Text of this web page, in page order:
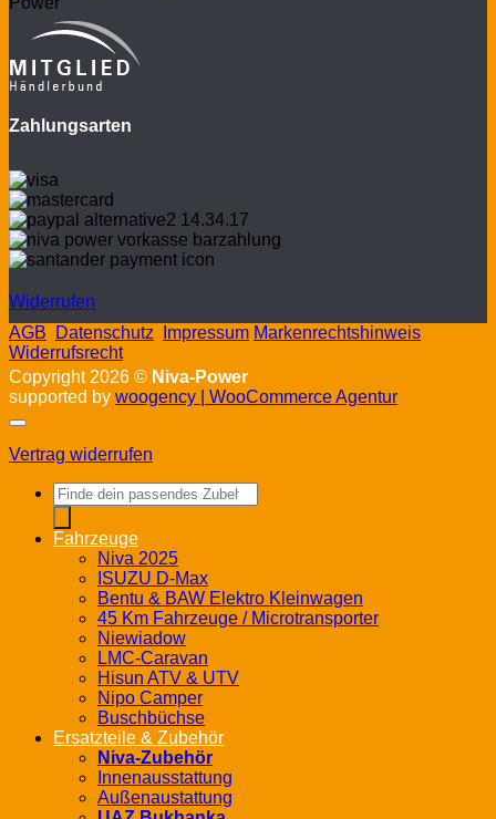
Zahlungsarten
Widerrufen
AGB
Datenschutz Impressum Markenrechtshinweis
Widerrufsrecht
Copyright 2026 © Niva-Power
supported by woogency | WooCommerce Agentur
Vertrag widerrufen
Products
search
Fahrzeuge
Niva 2025
ISUZU D-Max
Bentu & BAW Elektro Kleinwagen
45 Km Fahrzeuge / Microtransporter
Niewiadow
LMC-Caravan
Hisun ATV & UTV
Nipo Camper
Buschbüchse
Ersatzteile & Zubehör
Niva-Zubehör
Innenausstattung
Außenaustattung